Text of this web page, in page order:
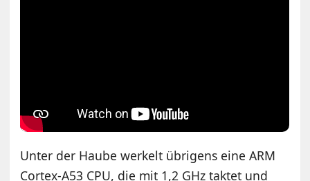
Unter der Haube werkelt übrigens eine ARM
Cortex-A53 CPU, die mit 1,2 GHz taktet und